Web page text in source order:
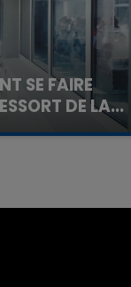
SE FAIRE
DE LA...
la clinique qui a
end